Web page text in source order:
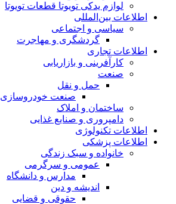
لوازم یدکی تویوتا قطعات تویوتا
اطلاعات بین‌المللی
سیاسی و اجتماعی
گردشگری و مهاجرت
اطلاعات تجاری
کارآفرینی و بازاریابی
صنعت
حمل و نقل
صنعت خودروسازی
ساختمان و املاک
دامپروری و صنایع غذایی
اطلاعات تکنولوژی
اطلاعات پزشکی
خانواده و سبک زندگی
عمومی و سرگرمی
مدارس و دانشگاه
اندیشه و دین
حقوقی و قضایی